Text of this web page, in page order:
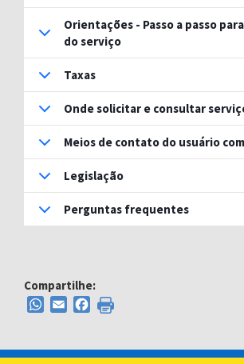
Orientações - Passo a passo
do serviço
Taxas
Onde solicitar e consultar
Meios de contato do usuário
Legislação
Perguntas frequentes
Compartilhe:
WhatsApp
EmailFacebook